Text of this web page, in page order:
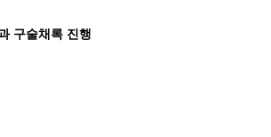
구술채록 진행